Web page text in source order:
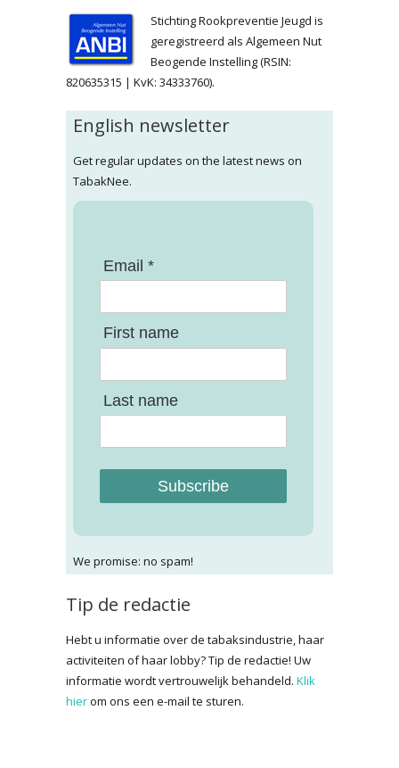
Stichting Rookpreventie Jeugd is
geregistreerd als Algemeen Nut
Beogende Instelling (RSIN:
820635315 | KvK: 34333760).
English newsletter
Get regular updates on the latest news on
TabakNee.
Email *
First name
Last name
Subscribe
We promise: no spam!
Tip de redactie
Hebt u informatie over de tabaksindustrie, haar
activiteiten of haar lobby? Tip de redactie! Uw
informatie wordt vertrouwelijk behandeld. Klik
hierom ons een e-mail te sturen.